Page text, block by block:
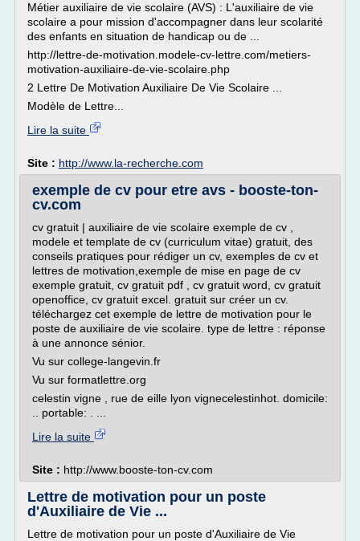
Métier auxiliaire de vie scolaire (AVS) : L'auxiliaire de vie
scolaire a pour mission d'accompagner dans leur scolarité
des enfants en situation de handicap ou de ...
http://lettre-de-motivation.modele-cv-lettre.com/metiers-
motivation-auxiliaire-de-vie-scolaire.php
2 Lettre De Motivation Auxiliaire De Vie Scolaire ...
Modèle de Lettre...
Lire la suite
Site : http://www.la-recherche.com
exemple de cv pour etre avs - booste-ton-
cv.com
cv gratuit | auxiliaire de vie scolaire exemple de cv ,
modele et template de cv (curriculum vitae) gratuit, des
conseils pratiques pour rédiger un cv, exemples de cv et
lettres de motivation,exemple de mise en page de cv
exemple gratuit, cv gratuit pdf , cv gratuit word, cv gratuit
openoffice, cv gratuit excel. gratuit sur créer un cv.
téléchargez cet exemple de lettre de motivation pour le
poste de auxiliaire de vie scolaire. type de lettre : réponse
à une annonce sénior.
Vu sur college-langevin.fr
Vu sur formatlettre.org
celestin vigne , rue de eille lyon vignecelestinhot. domicile:
.. portable: . ...
Lire la suite
Site : http://www.booste-ton-cv.com
Lettre de motivation pour un poste
d'Auxiliaire de Vie ...
Lettre de motivation pour un poste d'Auxiliaire de Vie